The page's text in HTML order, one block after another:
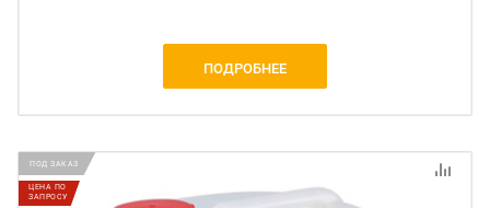
ПОДРОБНЕЕ
ПОД ЗАКАЗ
ЦЕНА ПО
ЗАПРОСУ